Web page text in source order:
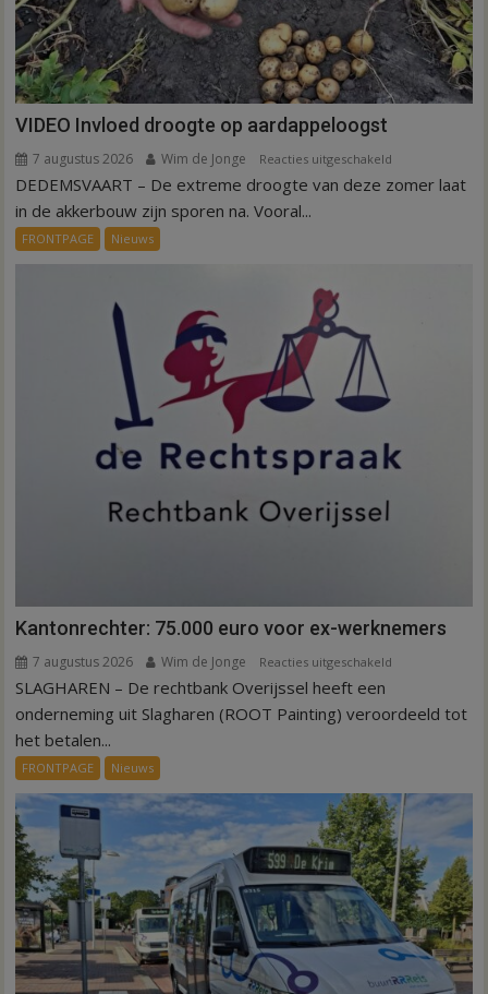
VIDEO Invloed droogte op aardappeloogst
7 augustus 2026 Wim de Jonge Reacties uitgeschakeld
VIDEO
DEDEMSVAART – De extreme droogte van deze zomer laat
in de akkerbouw zijn sporen na. Vooral...
FRONTPAGE Nieuws
Kantonrechter: 75.000 euro voor ex-werknemers
7 augustus 2026 Wim de Jonge Reacties uitgeschakeld
75.000
werknemers
SLAGHAREN – De rechtbank Overijssel heeft een
onderneming uit Slagharen (ROOT Painting) veroordeeld tot
het betalen...
FRONTPAGE Nieuws